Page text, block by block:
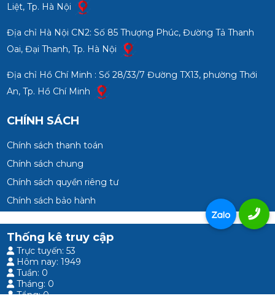
Liệt, Tp. Hà Nội
Địa chỉ Hà Nội CN2: Số 85 Thượng Phúc, Đường Tả Thanh
Oai, Đại Thanh, Tp. Hà Nội
Địa chỉ Hồ Chí Minh : Số 28/33/7 Đường TX13, phường Thới
An, Tp. Hồ Chí Minh
CHÍNH SÁCH
Chính sách thanh toán
Chính sách chung
Chính sách quyền riêng tư
Chính sách bảo hành
Thống kê truy cập
Trực tuyến: 53
Hôm nay: 1949
Tuần: 0
Tháng: 0
Tổng: 0